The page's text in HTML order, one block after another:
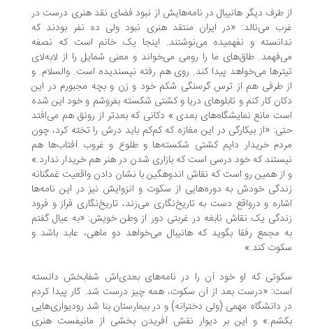
از طرف دیگر هانیبال در نامه‌هایش از نبود فضای نقد هنری درست در
غرب می‌نالد: «در ایران منتقد هنری نبود ولی ده نفر بودند که
ندانسته و نفهمیده می‌نوشتند. اینجا یک خانم است که نصفه
می‌فهمد. طاق‌های ما را رومی می‌خواند و معنی شمایل را از لابه‌لای
تیترها می‌خواهد پیدا کند. روی هم رفته نپسندیده است. والسلام. و
از طرفی هم از ترس گرسنگی شکم خود و زن و بچه مجبورم در این
دکان کار کنم و تابلوهای دریا و کشتی شکسته بفروشم و خود این شده
است مانع نمایشگاه‌های بعدی.» دکانی که بعدتر از رونق هم می‌افتد
حتی: «از بیکارگی در این مغازه که کم‌کم باید درش را تخته کرد، چون
مردم خریدار دایم کشتی شکسته‌ها و طلوع و غروب آفتاب‌ها هم
نیستند که خود درسی است که بازاری شدن در هنر هم خریدار ندارد.»
و از همین رو است که نقاش اندوهگین با نشان دادن واقعیت غمگنانه
زندگی خودش به دوره‌هایی از سکوت و انزوایش نیز در این نامه‌ها
اشاره و درواقع دست به تاریخ‌نگاری می‌زند، تاریخ‌نگاری فراز و فرود
زندگی یک نقاش نابغه در غربتی دور از وطن خویش: «به عیال گفتم
به مجمع رفقا بگوید که هانیبال می‌خواهد دو ماهی، عابد باشد و
سکوت کند.»
سکوتی که او خود آن را در نامه‌های بعدی‌اش شفابخش دانسته
است: «درست بعد از آن سکوت، همه ‌چیز درست شد. کار پیدا کردم
در دانشگاه مهمی (ولی دخترانه) و در بیمارستان بنا شد رودیواری‌هایی
بکشم.» و این بر دیوار نقش آفریدن بخشی از مانیفست هنری